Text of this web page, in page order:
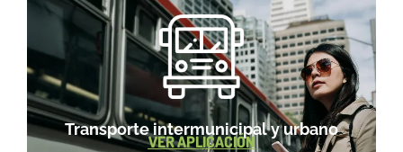
Transporte intermunicipal y urbano
VER APLICACIÓN